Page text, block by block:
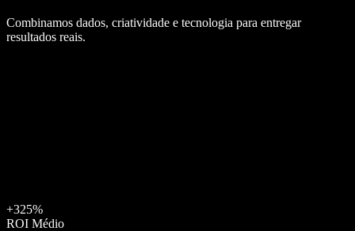
Combinamos dados, criatividade e tecnologia para entregar
resultados reais.
+325%
ROI Médio